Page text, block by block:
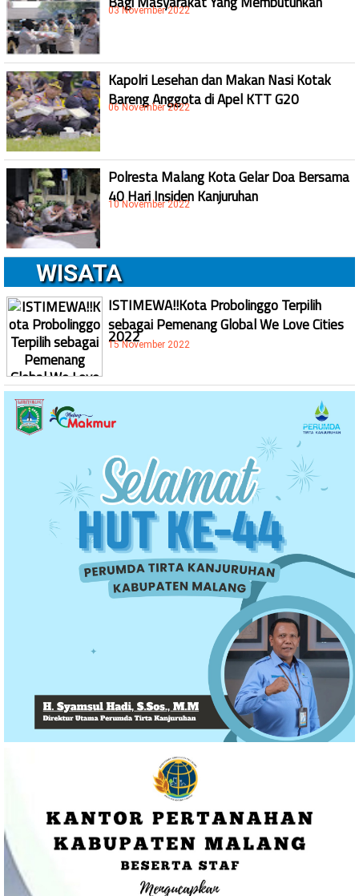
03 November 2022
Kapolri Lesehan dan Makan Nasi Kotak
Bareng Anggota di Apel KTT G20
06 November 2022
Polresta Malang Kota Gelar Doa Bersama
40 Hari Insiden Kanjuruhan
10 November 2022
WISATA
ISTIMEWA!!Kota Probolinggo Terpilih
sebagai Pemenang Global We Love Cities
2022
15 November 2022